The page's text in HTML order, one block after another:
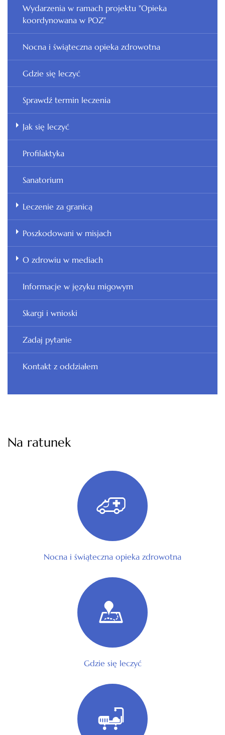
Wydarzenia w ramach projektu "Opieka
koordynowana w POZ"
Nocna i świąteczna opieka zdrowotna
Gdzie się leczyć
Sprawdź termin leczenia
Jak się leczyć
Profilaktyka
Sanatorium
Leczenie za granicą
Poszkodowani w misjach
O zdrowiu w mediach
Informacje w języku migowym
Skargi i wnioski
Zadaj pytanie
Kontakt z oddziałem
Na ratunek
Nocna i świąteczna opieka zdrowotna
Gdzie się leczyć